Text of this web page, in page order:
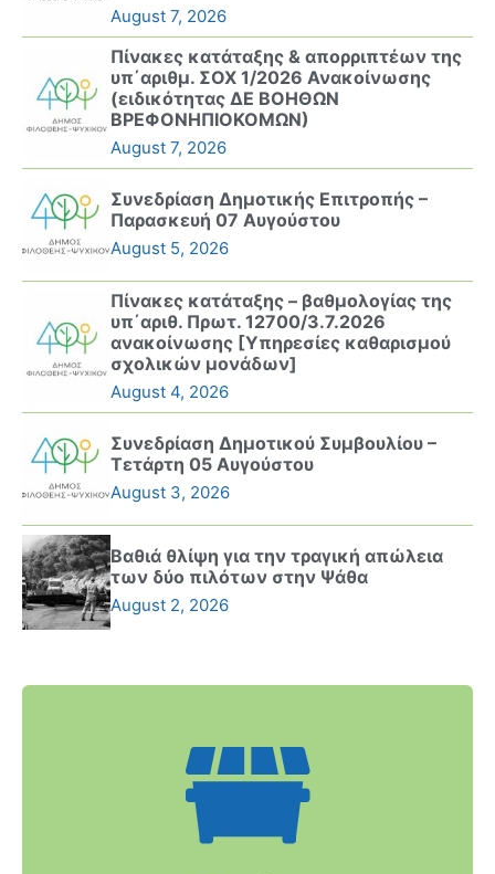
August 7, 2026
Πίνακες κατάταξης & απορριπτέων της
υπ΄αριθμ. ΣΟΧ 1/2026 Ανακοίνωσης
(ειδικότητας ΔΕ ΒΟΗΘΩΝ
ΒΡΕΦΟΝΗΠΙΟΚΟΜΩΝ)
August 7, 2026
Συνεδρίαση Δημοτικής Επιτροπής –
Παρασκευή 07 Αυγούστου
August 5, 2026
Πίνακες κατάταξης – βαθμολογίας της
υπ΄αριθ. Πρωτ. 12700/3.7.2026
ανακοίνωσης [Υπηρεσίες καθαρισμού
σχολικών μονάδων]
August 4, 2026
Συνεδρίαση Δημοτικού Συμβουλίου –
Τετάρτη 05 Αυγούστου
August 3, 2026
Βαθιά θλίψη για την τραγική απώλεια
των δύο πιλότων στην Ψάθα
August 2, 2026